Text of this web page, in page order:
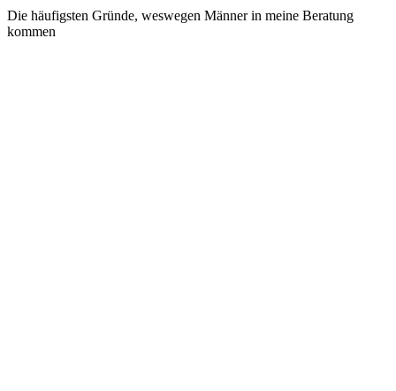
Die häufigsten Gründe, weswegen Männer in meine Beratung
kommen